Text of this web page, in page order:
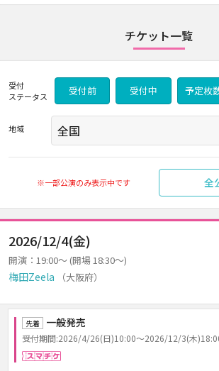
チケット一覧
受付
ステータス
受付前 受付中 予定枚
地域
※一部公演のみ表示中です 全
2026/12/4(金)
開演：19:00～ (開場 18:30～)
梅田Zeela （大阪府）
先着 一般発売
受付期間:2026/4/26(日)10:00～2026/12/3(木